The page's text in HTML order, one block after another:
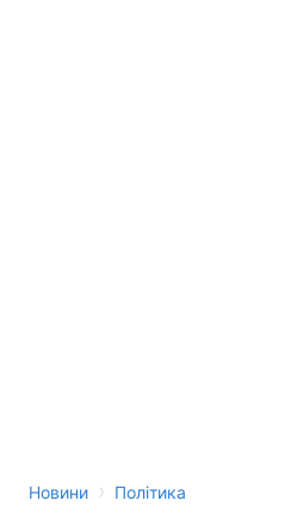
Новини › Політика